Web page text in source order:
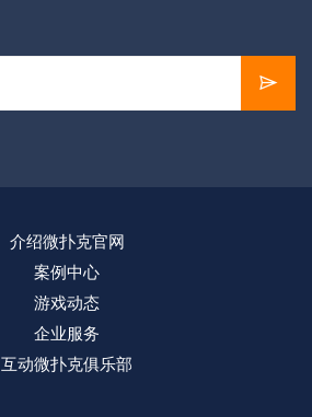
介绍微扑克官网
案例中心
游戏动态
企业服务
互动微扑克俱乐部